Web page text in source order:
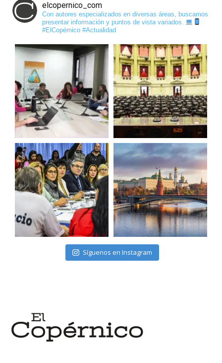
elcopernico_com
Con autores especializados en diversas áreas, buscamos
presentar información y puntos de vista variados.
#ElCopérnico #Actualidad
Síguenos en Instagram